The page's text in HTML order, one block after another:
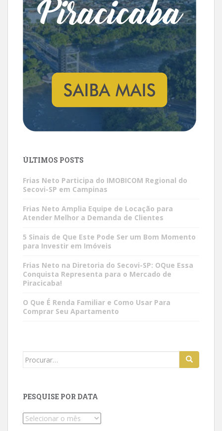
ÚLTIMOS POSTS
Frias Neto Participa do IMOBICOM Regional do
Secovi-SP em Campinas
Frias Neto Amplia Equipe de Locação para
Atender Melhor a Demanda de Clientes
5 Sinais de Que Este Pode Ser um Bom Momento
para Investir em Imóveis
Frias Neto na Diretoria do Secovi-SP: OQue Essa
Conquista Representa para o Mercado de
Piracicaba!
O Que É Renda Familiar e Como Usar Para
Comprar Seu Apartamento
Search
PESQUISE POR DATA
Pesquise